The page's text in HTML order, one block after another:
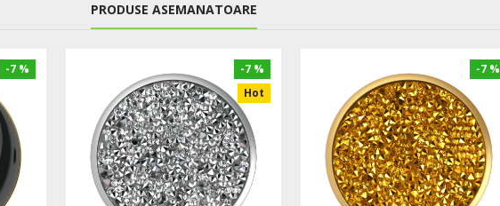
PRODUSE ASEMANATOARE
-7 %
Hot
-7 % -7 %